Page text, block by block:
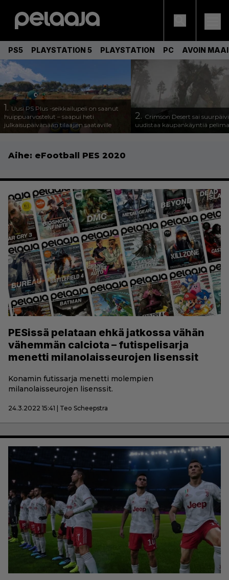
PS5 PLAYSTATION 5 PLAYSTATION PC AVOIN
1. Uusi PS Plus -seikkailupeli on saanut
huippuarvostelut – saapui heti
julkaisupäivänään tilaajien saataville
2. Crimson Desert sai
uudistaa kaupankäyntiä
Aihe: eFootball PES 2020
PESissä pelataan ehkä jatkossa vähän
vähemmän calciota – futispelisarja
menetti milanolaisseurojen lisenssit
Konamin futissarja menetti molempien
milanolaisseurojen lisenssit.
24.3.2022 15:41 | Teo Scheepstra